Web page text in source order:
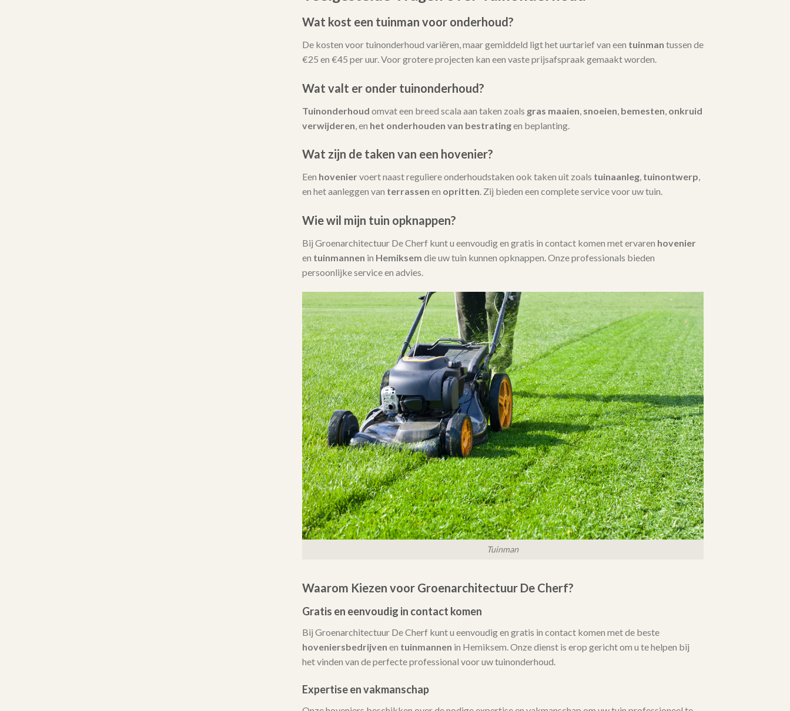
Wat kost een tuinman voor onderhoud?
De kosten voor tuinonderhoud variëren, maar gemiddeld ligt het uurtarief van een tuinman tussen de
€25 en €45 per uur. Voor grotere projecten kan een vaste prijsafspraak gemaakt worden.
Wat valt er onder tuinonderhoud?
Tuinonderhoud omvat een breed scala aan taken zoals gras maaien snoeien bemesten onkruid
verwijderen , en het onderhouden van bestratingen beplanting.
Wat zijn de taken van een hovenier?
Een hoveniervoert naast reguliere onderhoudstaken ook taken uit zoals tuinaanleg, tuinontwerp,
en het aanleggen van terrassen en opritten. Zij bieden een complete service voor uw tuin.
Wie wil mijn tuin opknappen?
Bij Groenarchitectuur De Cherf kunt u eenvoudig en gratis in contact komen met ervaren hovenier
en tuinmannen in Hemiksem die uw tuin kunnen opknappen. Onze professionals bieden
persoonlijke service en advies.
Tuinman
Waarom Kiezen voor Groenarchitectuur De Cherf?
Gratis en eenvoudig in contact komen
Bij Groenarchitectuur De Cherf kunt u eenvoudig en gratis in contact komen met de beste
hoveniersbedrijven en tuinmannen in Hemiksem. Onze dienst is erop gericht om u te helpen bij
het vinden van de perfecte professional voor uw tuinonderhoud.
Expertise en vakmanschap